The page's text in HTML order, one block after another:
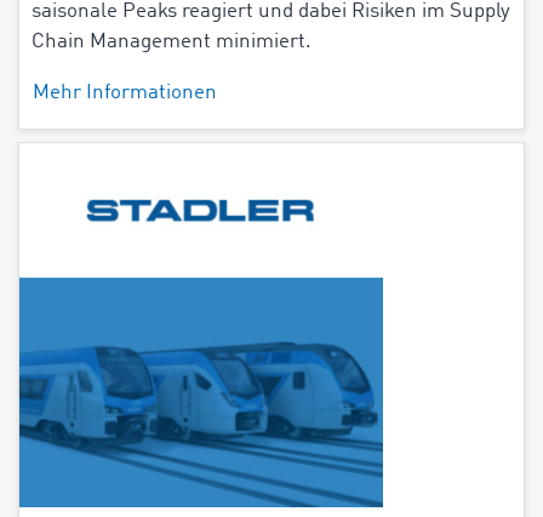
saisonale Peaks reagiert und dabei Risiken im Supply
Chain Management minimiert.
Mehr Informationen